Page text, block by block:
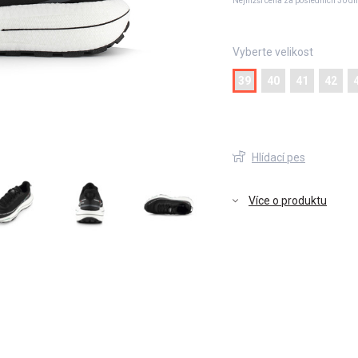
Vyberte velikost
39 40 41 42
Hlídací pes
Více o produktu